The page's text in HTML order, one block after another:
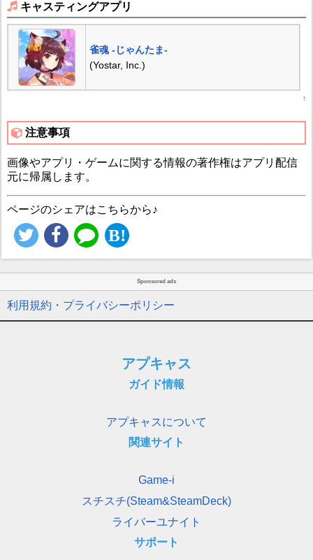
キャスティングアプリ
雀魂 -じゃんたま-
(Yostar, Inc.)
↑
注意事項
画像やアプリ・ゲームに関する情報の著作権はアプリ配信
元に帰属します。
ページのシェアはこちらから♪
Sponsored ads
利用規約・プライバシーポリシー
アプキャス
ガイド情報
アプキャスについて
関連サイト
Game-i
スチスチ(Steam&SteamDeck)
ライバーユナイト
サポート